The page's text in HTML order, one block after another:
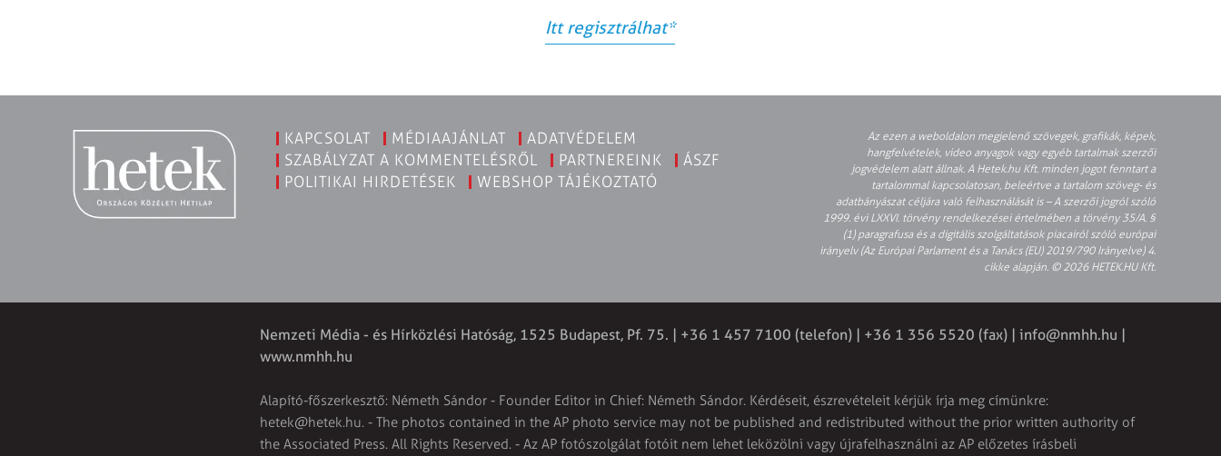
Itt regisztrálhat*
KAPCSOLAT MÉDIAAJÁNLAT
ADATVÉDELEM
SZABÁLYZAT A KOMMENTELÉSRŐL
PARTNEREINK
ÁSZF
POLITIKAI HIRDETÉSEK
WEBSHOP TÁJÉKOZTATÓ
Az ezen a weboldalon megjelenő szövegek, grafikák, képek,
hangfelvételek, video anyagok vagy egyéb tartalmak szerzői
jogvédelem alatt állnak. A Hetek.hu Kft. minden jogot fenntart a
tartalommal kapcsolatosan, beleértve a tartalom szöveg- és
adatbányászat céljára való felhasználását is – A szerzői jogról szóló
1999. évi LXXVI. törvény rendelkezései értelmében a törvény 35/A. §
(1) paragrafusa és a digitális szolgáltatások piacairól szóló európai
irányelv (Az Európai Parlament és a Tanács (EU) 2019/790 Irányelve) 4.
cikke alapján. © 2026 HETEK.HU Kft.
Nemzeti Média - és Hírközlési Hatóság, 1525 Budapest, Pf. 75. | +36 1 457 7100 (telefon) | +36 1 356 5520 (fax) | info@nmhh.hu |
www.nmhh.hu
Alapító-főszerkesztő: Németh Sándor - Founder Editor in Chief: Németh Sándor. Kérdéseit, észrevételeit kérjük írja meg címünkre:
hetek@hetek.hu. - The photos contained in the AP photo service may not be published and redistributed without the prior written authority of
the Associated Press. All Rights Reserved. - Az AP fotószolgálat fotóit nem lehet leközölni vagy újrafelhasználni az AP előzetes írásbeli